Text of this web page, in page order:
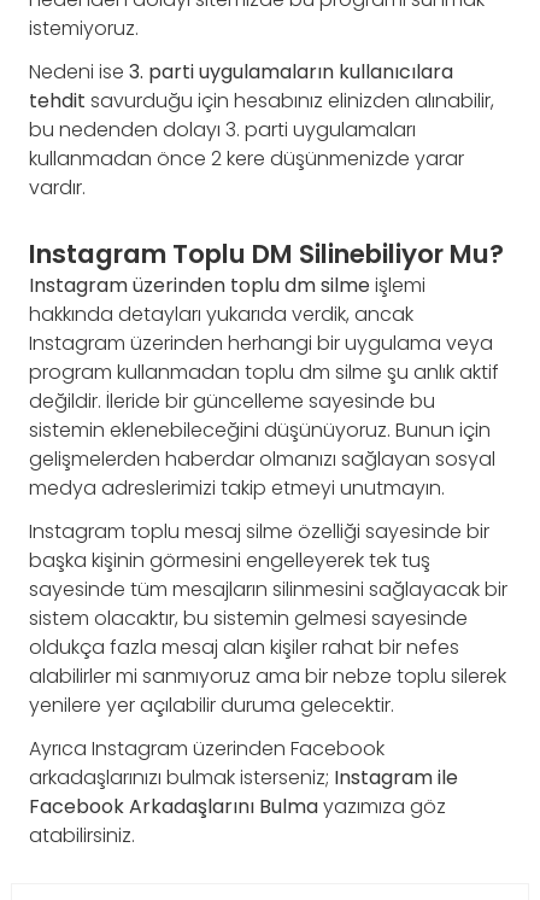
istemiyoruz.
Nedeni ise 3. parti uygulamaların kullanıcılara
tehdit savurduğu için hesabınız elinizden alınabilir,
bu nedenden dolayı 3. parti uygulamaları
kullanmadan önce 2 kere düşünmenizde yarar
vardır.
Instagram Toplu DM Silinebiliyor Mu?
Instagram üzerinden toplu dm silmeişlemi
hakkında detayları yukarıda verdik, ancak
Instagram üzerinden herhangi bir uygulama veya
program kullanmadan toplu dm silme şu anlık aktif
değildir. İleride bir güncelleme sayesinde bu
sistemin eklenebileceğini düşünüyoruz. Bunun için
gelişmelerden haberdar olmanızı sağlayan sosyal
medya adreslerimizi takip etmeyi unutmayın.
Instagram toplu mesaj silme özelliği sayesinde bir
başka kişinin görmesini engelleyerek tek tuş
sayesinde tüm mesajların silinmesini sağlayacak bir
sistem olacaktır, bu sistemin gelmesi sayesinde
oldukça fazla mesaj alan kişiler rahat bir nefes
alabilirler mi sanmıyoruz ama bir nebze toplu silerek
yenilere yer açılabilir duruma gelecektir.
Ayrıca Instagram üzerinden Facebook
arkadaşlarınızı bulmak isterseniz; Instagram ile
Facebook Arkadaşlarını Bulmayazımıza göz
atabilirsiniz.